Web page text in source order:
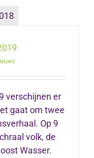
verschijnen er
gaat om twee
Op 9
volk, de
Wasser.